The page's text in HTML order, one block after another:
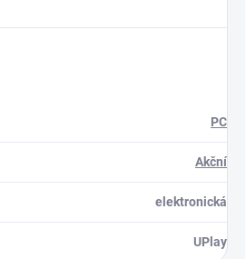
PC
Akční
elektronická
UPlay